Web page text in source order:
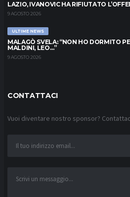
LAZIO, IVANOVIC HA RIFIUTATO
9 AGOSTO 2026
ULTIME NEWS
MALAGÒ SVELA: “NON HO DORMITO
MALDINI, LEO…”
9 AGOSTO 2026
CONTATTACI
Vuoi diventare nostro sponsor?